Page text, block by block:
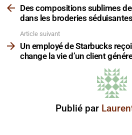
plus
Des compositions sublimes
dans les broderies
Article suivant
Un employé de Starbucks
change la vie d’un client
Publié par